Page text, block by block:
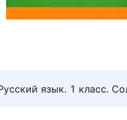
язык. 1 класс.